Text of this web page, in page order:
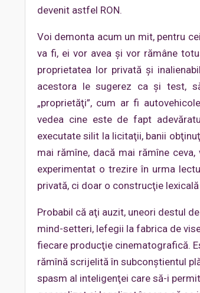
devenit astfel RON.
Voi demonta acum un mit, pentru
va fi, ei vor avea şi vor rămâne
proprietatea lor privată şi
acestora le sugerez ca şi test,
„proprietăţi”, cum ar fi
vedea cine este de fapt
executate silit la licitaţii, banii
mai rămîne, dacă mai rămîne
experimentat o trezire în urma
privată, ci doar o construcţie
Probabil că aţi auzit, uneori destul
mind-setteri, lefegii la fabrica de
fiecare producţie cinematografică.
rămînă scrijelită în subconştientul
spasm al inteligenţei care să-i